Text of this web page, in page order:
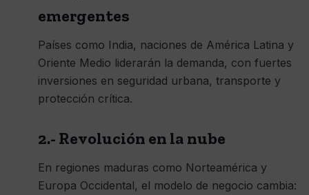
emergentes
Países como India, naciones de América Latina y
Oriente Medio liderarán la demanda, con fuertes
inversiones en seguridad urbana, transporte y
protección crítica.
2.- Revolución en la nube
En regiones maduras como Norteamérica y
Europa Occidental, el modelo de negocio cambia: